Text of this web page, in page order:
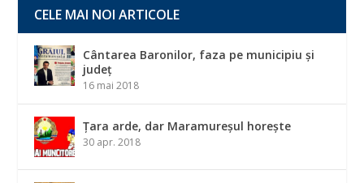
CELE MAI NOI ARTICOLE
Cântarea Baronilor, faza pe municipiu și
județ
16 mai 2018
Țara arde, dar Maramureșul horește
30 apr. 2018